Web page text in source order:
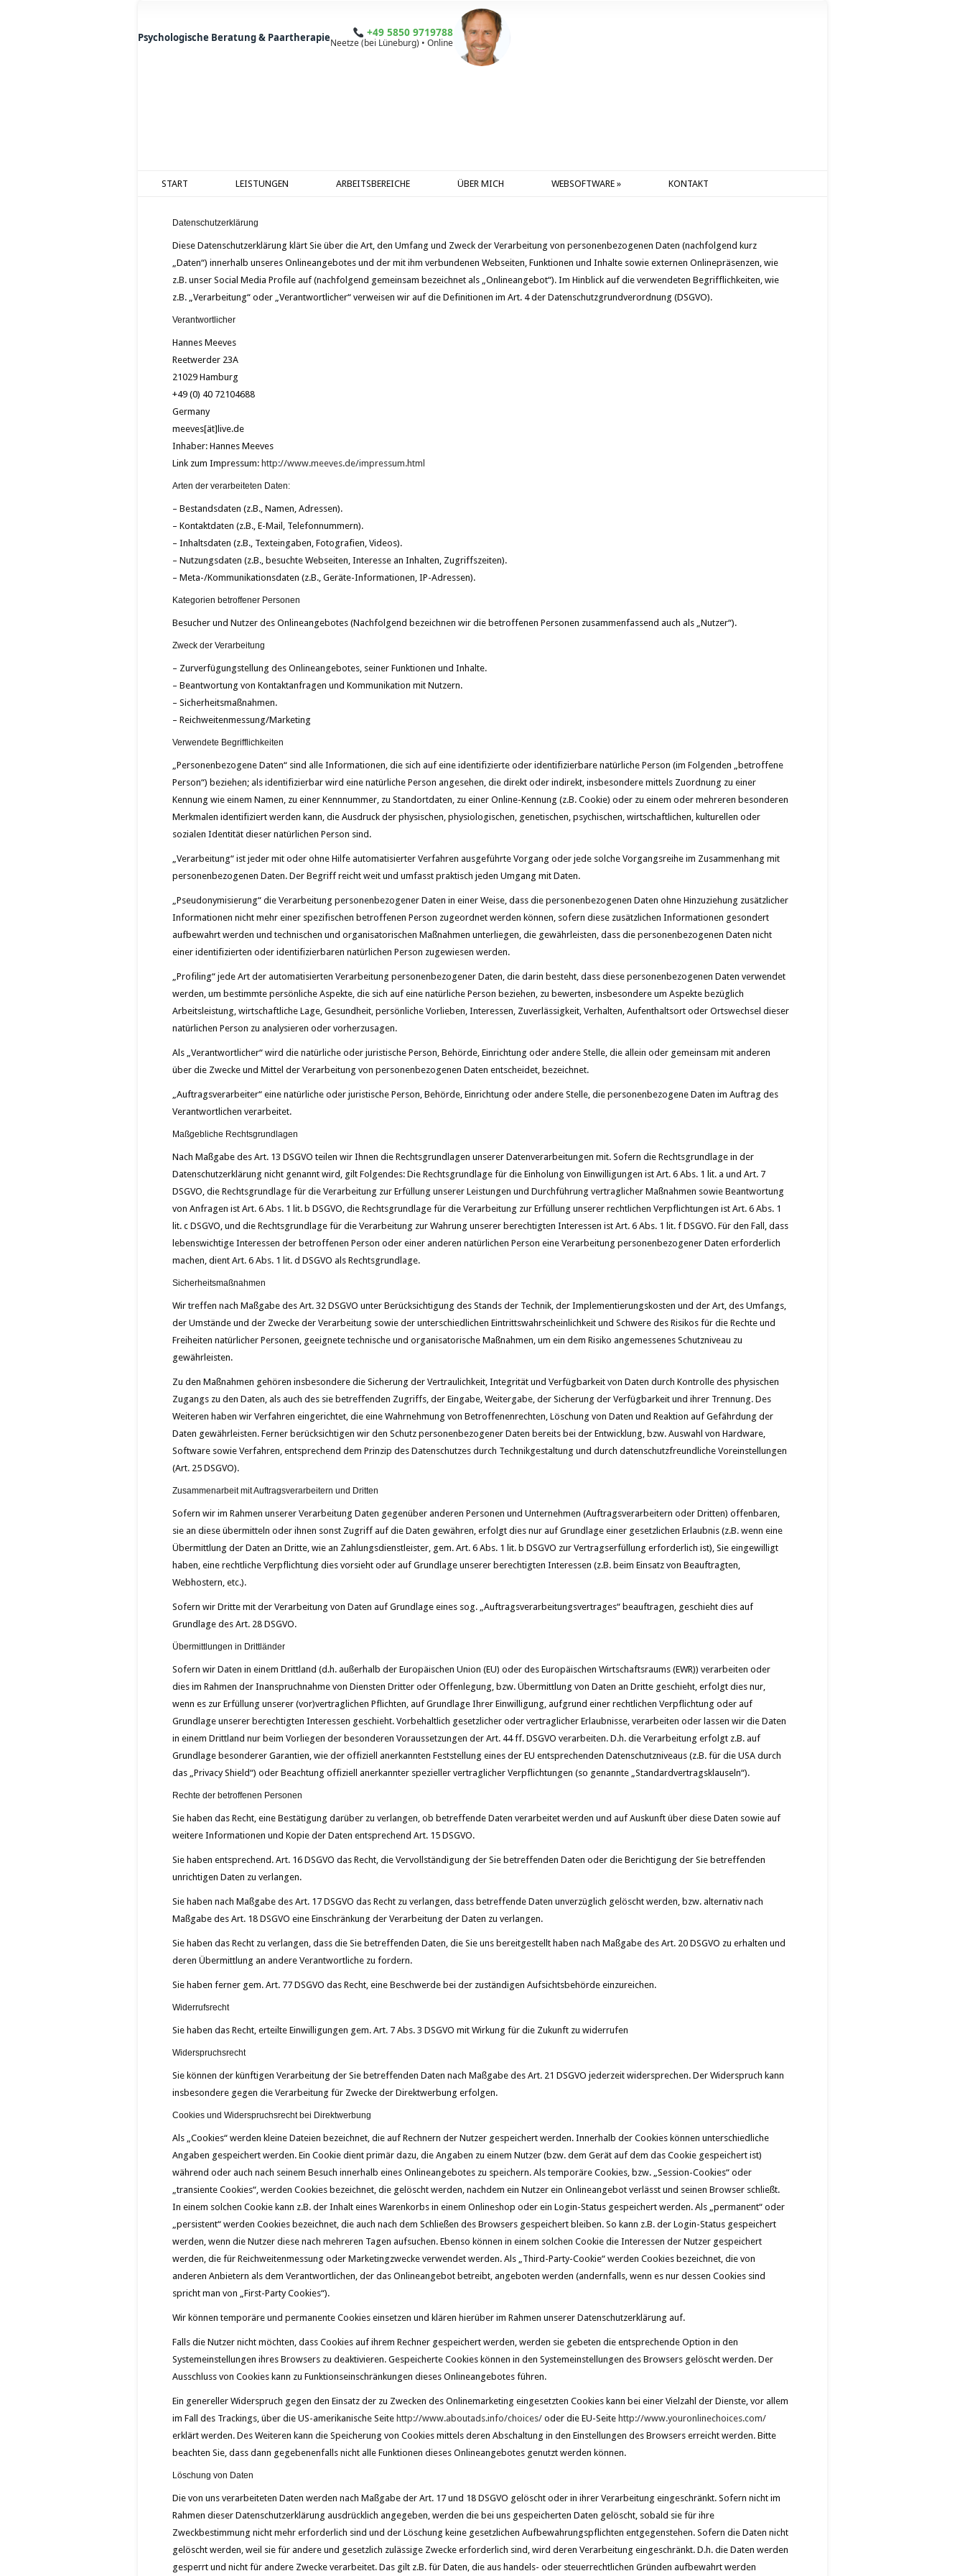
Psychologische Beratung & Paartherapie +49 5850 9719788
Neetze (bei Lüneburg) • Online
START LEISTUNGEN ARBEITSBEREICHE ÜBER MICH WEBSOFTWARE » KONTAKT
Datenschutzerklärung
Diese Datenschutzerklärung klärt Sie über die Art, den Umfang und Zweck der Verarbeitung von personenbezogenen Daten (nachfolgend kurz
„Daten“) innerhalb unseres Onlineangebotes und der mit ihm verbundenen Webseiten, Funktionen und Inhalte sowie externen Onlinepräsenzen, wie
z.B. unser Social Media Profile auf (nachfolgend gemeinsam bezeichnet als „Onlineangebot“). Im Hinblick auf die verwendeten Begrifflichkeiten, wie
z.B. „Verarbeitung“ oder „Verantwortlicher“ verweisen wir auf die Definitionen im Art. 4 der Datenschutzgrundverordnung (DSGVO).
Verantwortlicher
Hannes Meeves
Reetwerder 23A
21029 Hamburg
+49 (0) 40 72104688
Germany
meeves[ät]live.de
Inhaber: Hannes Meeves
Link zum Impressum: http://www.meeves.de/impressum.html
Arten der verarbeiteten Daten:
– Bestandsdaten (z.B., Namen, Adressen).
– Kontaktdaten (z.B., E-Mail, Telefonnummern).
– Inhaltsdaten (z.B., Texteingaben, Fotografien, Videos).
– Nutzungsdaten (z.B., besuchte Webseiten, Interesse an Inhalten, Zugriffszeiten).
– Meta-/Kommunikationsdaten (z.B., Geräte-Informationen, IP-Adressen).
Kategorien betroffener Personen
Besucher und Nutzer des Onlineangebotes (Nachfolgend bezeichnen wir die betroffenen Personen zusammenfassend auch als „Nutzer“).
Zweck der Verarbeitung
– Zurverfügungstellung des Onlineangebotes, seiner Funktionen und Inhalte.
– Beantwortung von Kontaktanfragen und Kommunikation mit Nutzern.
– Sicherheitsmaßnahmen.
– Reichweitenmessung/Marketing
Verwendete Begrifflichkeiten
„Personenbezogene Daten“ sind alle Informationen, die sich auf eine identifizierte oder identifizierbare natürliche Person (im Folgenden „betroffene
Person“) beziehen; als identifizierbar wird eine natürliche Person angesehen, die direkt oder indirekt, insbesondere mittels Zuordnung zu einer
Kennung wie einem Namen, zu einer Kennnummer, zu Standortdaten, zu einer Online-Kennung (z.B. Cookie) oder zu einem oder mehreren besonderen
Merkmalen identifiziert werden kann, die Ausdruck der physischen, physiologischen, genetischen, psychischen, wirtschaftlichen, kulturellen oder
sozialen Identität dieser natürlichen Person sind.
„Verarbeitung“ ist jeder mit oder ohne Hilfe automatisierter Verfahren ausgeführte Vorgang oder jede solche Vorgangsreihe im Zusammenhang mit
personenbezogenen Daten. Der Begriff reicht weit und umfasst praktisch jeden Umgang mit Daten.
„Pseudonymisierung“ die Verarbeitung personenbezogener Daten in einer Weise, dass die personenbezogenen Daten ohne Hinzuziehung zusätzlicher
Informationen nicht mehr einer spezifischen betroffenen Person zugeordnet werden können, sofern diese zusätzlichen Informationen gesondert
aufbewahrt werden und technischen und organisatorischen Maßnahmen unterliegen, die gewährleisten, dass die personenbezogenen Daten nicht
einer identifizierten oder identifizierbaren natürlichen Person zugewiesen werden.
„Profiling“ jede Art der automatisierten Verarbeitung personenbezogener Daten, die darin besteht, dass diese personenbezogenen Daten verwendet
werden, um bestimmte persönliche Aspekte, die sich auf eine natürliche Person beziehen, zu bewerten, insbesondere um Aspekte bezüglich
Arbeitsleistung, wirtschaftliche Lage, Gesundheit, persönliche Vorlieben, Interessen, Zuverlässigkeit, Verhalten, Aufenthaltsort oder Ortswechsel dieser
natürlichen Person zu analysieren oder vorherzusagen.
Als „Verantwortlicher“ wird die natürliche oder juristische Person, Behörde, Einrichtung oder andere Stelle, die allein oder gemeinsam mit anderen
über die Zwecke und Mittel der Verarbeitung von personenbezogenen Daten entscheidet, bezeichnet.
„Auftragsverarbeiter“ eine natürliche oder juristische Person, Behörde, Einrichtung oder andere Stelle, die personenbezogene Daten im Auftrag des
Verantwortlichen verarbeitet.
Maßgebliche Rechtsgrundlagen
Nach Maßgabe des Art. 13 DSGVO teilen wir Ihnen die Rechtsgrundlagen unserer Datenverarbeitungen mit. Sofern die Rechtsgrundlage in der
Datenschutzerklärung nicht genannt wird, gilt Folgendes: Die Rechtsgrundlage für die Einholung von Einwilligungen ist Art. 6 Abs. 1 lit. a und Art. 7
DSGVO, die Rechtsgrundlage für die Verarbeitung zur Erfüllung unserer Leistungen und Durchführung vertraglicher Maßnahmen sowie Beantwortung
von Anfragen ist Art. 6 Abs. 1 lit. b DSGVO, die Rechtsgrundlage für die Verarbeitung zur Erfüllung unserer rechtlichen Verpflichtungen ist Art. 6 Abs. 1
lit. c DSGVO, und die Rechtsgrundlage für die Verarbeitung zur Wahrung unserer berechtigten Interessen ist Art. 6 Abs. 1 lit. f DSGVO. Für den Fall, dass
lebenswichtige Interessen der betroffenen Person oder einer anderen natürlichen Person eine Verarbeitung personenbezogener Daten erforderlich
machen, dient Art. 6 Abs. 1 lit. d DSGVO als Rechtsgrundlage.
Sicherheitsmaßnahmen
Wir treffen nach Maßgabe des Art. 32 DSGVO unter Berücksichtigung des Stands der Technik, der Implementierungskosten und der Art, des Umfangs,
der Umstände und der Zwecke der Verarbeitung sowie der unterschiedlichen Eintrittswahrscheinlichkeit und Schwere des Risikos für die Rechte und
Freiheiten natürlicher Personen, geeignete technische und organisatorische Maßnahmen, um ein dem Risiko angemessenes Schutzniveau zu
gewährleisten.
Zu den Maßnahmen gehören insbesondere die Sicherung der Vertraulichkeit, Integrität und Verfügbarkeit von Daten durch Kontrolle des physischen
Zugangs zu den Daten, als auch des sie betreffenden Zugriffs, der Eingabe, Weitergabe, der Sicherung der Verfügbarkeit und ihrer Trennung. Des
Weiteren haben wir Verfahren eingerichtet, die eine Wahrnehmung von Betroffenenrechten, Löschung von Daten und Reaktion auf Gefährdung der
Daten gewährleisten. Ferner berücksichtigen wir den Schutz personenbezogener Daten bereits bei der Entwicklung, bzw. Auswahl von Hardware,
Software sowie Verfahren, entsprechend dem Prinzip des Datenschutzes durch Technikgestaltung und durch datenschutzfreundliche Voreinstellungen
(Art. 25 DSGVO).
Zusammenarbeit mit Auftragsverarbeitern und Dritten
Sofern wir im Rahmen unserer Verarbeitung Daten gegenüber anderen Personen und Unternehmen (Auftragsverarbeitern oder Dritten) offenbaren,
sie an diese übermitteln oder ihnen sonst Zugriff auf die Daten gewähren, erfolgt dies nur auf Grundlage einer gesetzlichen Erlaubnis (z.B. wenn eine
Übermittlung der Daten an Dritte, wie an Zahlungsdienstleister, gem. Art. 6 Abs. 1 lit. b DSGVO zur Vertragserfüllung erforderlich ist), Sie eingewilligt
haben, eine rechtliche Verpflichtung dies vorsieht oder auf Grundlage unserer berechtigten Interessen (z.B. beim Einsatz von Beauftragten,
Webhostern, etc.).
Sofern wir Dritte mit der Verarbeitung von Daten auf Grundlage eines sog. „Auftragsverarbeitungsvertrages“ beauftragen, geschieht dies auf
Grundlage des Art. 28 DSGVO.
Übermittlungen in Drittländer
Sofern wir Daten in einem Drittland (d.h. außerhalb der Europäischen Union (EU) oder des Europäischen Wirtschaftsraums (EWR)) verarbeiten oder
dies im Rahmen der Inanspruchnahme von Diensten Dritter oder Offenlegung, bzw. Übermittlung von Daten an Dritte geschieht, erfolgt dies nur,
wenn es zur Erfüllung unserer (vor)vertraglichen Pflichten, auf Grundlage Ihrer Einwilligung, aufgrund einer rechtlichen Verpflichtung oder auf
Grundlage unserer berechtigten Interessen geschieht. Vorbehaltlich gesetzlicher oder vertraglicher Erlaubnisse, verarbeiten oder lassen wir die Daten
in einem Drittland nur beim Vorliegen der besonderen Voraussetzungen der Art. 44 ff. DSGVO verarbeiten. D.h. die Verarbeitung erfolgt z.B. auf
Grundlage besonderer Garantien, wie der offiziell anerkannten Feststellung eines der EU entsprechenden Datenschutzniveaus (z.B. für die USA durch
das „Privacy Shield“) oder Beachtung offiziell anerkannter spezieller vertraglicher Verpflichtungen (so genannte „Standardvertragsklauseln“).
Rechte der betroffenen Personen
Sie haben das Recht, eine Bestätigung darüber zu verlangen, ob betreffende Daten verarbeitet werden und auf Auskunft über diese Daten sowie auf
weitere Informationen und Kopie der Daten entsprechend Art. 15 DSGVO.
Sie haben entsprechend. Art. 16 DSGVO das Recht, die Vervollständigung der Sie betreffenden Daten oder die Berichtigung der Sie betreffenden
unrichtigen Daten zu verlangen.
Sie haben nach Maßgabe des Art. 17 DSGVO das Recht zu verlangen, dass betreffende Daten unverzüglich gelöscht werden, bzw. alternativ nach
Maßgabe des Art. 18 DSGVO eine Einschränkung der Verarbeitung der Daten zu verlangen.
Sie haben das Recht zu verlangen, dass die Sie betreffenden Daten, die Sie uns bereitgestellt haben nach Maßgabe des Art. 20 DSGVO zu erhalten und
deren Übermittlung an andere Verantwortliche zu fordern.
Sie haben ferner gem. Art. 77 DSGVO das Recht, eine Beschwerde bei der zuständigen Aufsichtsbehörde einzureichen.
Widerrufsrecht
Sie haben das Recht, erteilte Einwilligungen gem. Art. 7 Abs. 3 DSGVO mit Wirkung für die Zukunft zu widerrufen
Widerspruchsrecht
Sie können der künftigen Verarbeitung der Sie betreffenden Daten nach Maßgabe des Art. 21 DSGVO jederzeit widersprechen. Der Widerspruch kann
insbesondere gegen die Verarbeitung für Zwecke der Direktwerbung erfolgen.
Cookies und Widerspruchsrecht bei Direktwerbung
Als „Cookies“ werden kleine Dateien bezeichnet, die auf Rechnern der Nutzer gespeichert werden. Innerhalb der Cookies können unterschiedliche
Angaben gespeichert werden. Ein Cookie dient primär dazu, die Angaben zu einem Nutzer (bzw. dem Gerät auf dem das Cookie gespeichert ist)
während oder auch nach seinem Besuch innerhalb eines Onlineangebotes zu speichern. Als temporäre Cookies, bzw. „Session-Cookies“ oder
„transiente Cookies“, werden Cookies bezeichnet, die gelöscht werden, nachdem ein Nutzer ein Onlineangebot verlässt und seinen Browser schließt.
In einem solchen Cookie kann z.B. der Inhalt eines Warenkorbs in einem Onlineshop oder ein Login-Status gespeichert werden. Als „permanent“ oder
„persistent“ werden Cookies bezeichnet, die auch nach dem Schließen des Browsers gespeichert bleiben. So kann z.B. der Login-Status gespeichert
werden, wenn die Nutzer diese nach mehreren Tagen aufsuchen. Ebenso können in einem solchen Cookie die Interessen der Nutzer gespeichert
werden, die für Reichweitenmessung oder Marketingzwecke verwendet werden. Als „Third-Party-Cookie“ werden Cookies bezeichnet, die von
anderen Anbietern als dem Verantwortlichen, der das Onlineangebot betreibt, angeboten werden (andernfalls, wenn es nur dessen Cookies sind
spricht man von „First-Party Cookies“).
Wir können temporäre und permanente Cookies einsetzen und klären hierüber im Rahmen unserer Datenschutzerklärung auf.
Falls die Nutzer nicht möchten, dass Cookies auf ihrem Rechner gespeichert werden, werden sie gebeten die entsprechende Option in den
Systemeinstellungen ihres Browsers zu deaktivieren. Gespeicherte Cookies können in den Systemeinstellungen des Browsers gelöscht werden. Der
Ausschluss von Cookies kann zu Funktionseinschränkungen dieses Onlineangebotes führen.
Ein genereller Widerspruch gegen den Einsatz der zu Zwecken des Onlinemarketing eingesetzten Cookies kann bei einer Vielzahl der Dienste, vor allem
im Fall des Trackings, über die US-amerikanische Seite http://www.aboutads.info/choices/ oder die EU-Seite http://www.youronlinechoices.com/
erklärt werden. Des Weiteren kann die Speicherung von Cookies mittels deren Abschaltung in den Einstellungen des Browsers erreicht werden. Bitte
beachten Sie, dass dann gegebenenfalls nicht alle Funktionen dieses Onlineangebotes genutzt werden können.
Löschung von Daten
Die von uns verarbeiteten Daten werden nach Maßgabe der Art. 17 und 18 DSGVO gelöscht oder in ihrer Verarbeitung eingeschränkt. Sofern nicht im
Rahmen dieser Datenschutzerklärung ausdrücklich angegeben, werden die bei uns gespeicherten Daten gelöscht, sobald sie für ihre
Zweckbestimmung nicht mehr erforderlich sind und der Löschung keine gesetzlichen Aufbewahrungspflichten entgegenstehen. Sofern die Daten nicht
gelöscht werden, weil sie für andere und gesetzlich zulässige Zwecke erforderlich sind, wird deren Verarbeitung eingeschränkt. D.h. die Daten werden
gesperrt und nicht für andere Zwecke verarbeitet. Das gilt z.B. für Daten, die aus handels- oder steuerrechtlichen Gründen aufbewahrt werden